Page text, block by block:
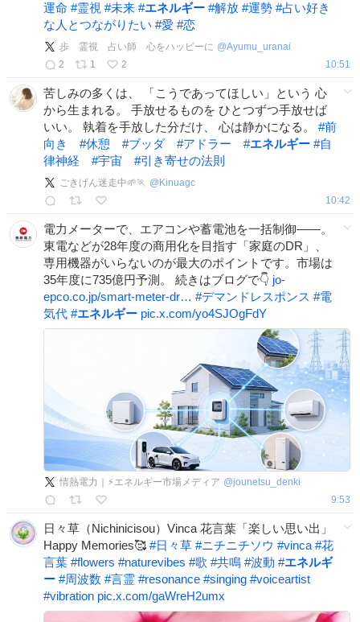
運命 #霊視 #未来 #エネルギー #解放 #運勢 #占い好き
な人とつながりたい #愛 #恋
歩 霊視 占い師 心をハッピーに @Ayumu_uranai
2
1 2 10:51
苦しみの多くは、 「こうであってほしい」という 心
から生まれる。 手放せるものを ひとつずつ手放せば
いい。 執着を手放した分だけ、 心は静かになる。 #前
向き
#休憩 #ブッダ #アドラー #エネルギー #自
律神経
#宇宙 #引き寄せの法則
ごきげん迷走中🌱🏃 @ Kinuagc
10:42
電力メーターで、エアコンや蓄電池を一括制御——。
東電などが28年度の商用化を目指す「家庭のDR」、
専用機器がいらないのが最大のポイントです。市場は
35年度に735億円予測。 続きはブログで👇 jo-
epco.co.jp/smart-meter-dr… #デマンドレスポンス #電
気代 #エネルギー pic.x.com/yo4SJOgFdY
情熱電力｜⚡️エネルギー市場メディア @jounetsu_denki
9:53
日々草（Nichinicisou）Vinca 花言葉「楽しい思い出」
Happy Memories🥰 #日々草 #ニチニチソウ #vinca #花
言葉 #flowers #naturevibes #歌 #共鳴 #波動 #エネルギ
ー #周波数 #言霊 #resonance #singing #voiceartist
#vibration pic.x.com/gaWreH2umx